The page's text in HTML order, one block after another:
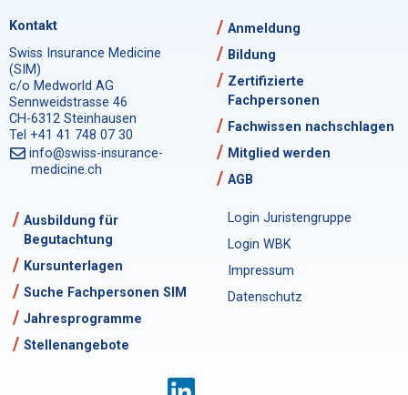
Kontakt
Swiss Insurance Medicine
(SIM)
c/o Medworld AG
Sennweidstrasse 46
CH-6312 Steinhausen
Tel +41 41 748 07 30
info@swiss-insurance-
medicine.ch
Anmeldung
Bildung
Zertifizierte
Fachpersonen
Fachwissen nachschlagen
Mitglied werden
AGB
Ausbildung für
Begutachtung
Kursunterlagen
Suche Fachpersonen SIM
Jahresprogramme
Stellenangebote
Login Juristengruppe
Login WBK
Impressum
Datenschutz